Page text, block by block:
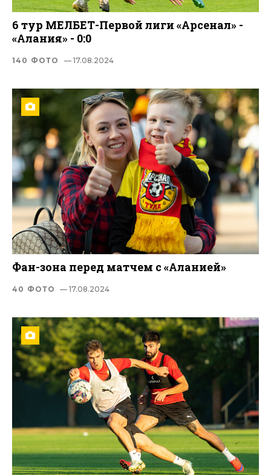
6 тур МЕЛБЕТ-Первой лиги «Арсенал» -
«Алания» - 0:0
140 ФОТО — 17.08.2024
Фан-зона перед матчем с «Аланией»
40 ФОТО — 17.08.2024